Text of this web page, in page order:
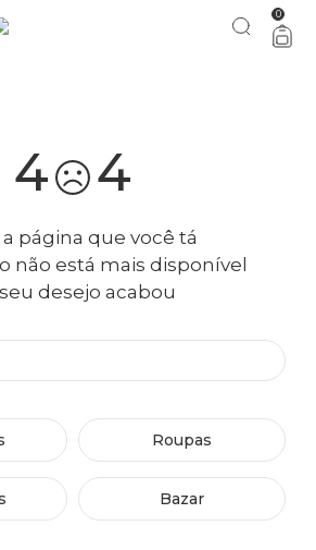
pra comemorar com a gente aproveita! 0
4 4
a página que você tá
não está mais disponível
desejo acabou
Roupas
Bazar